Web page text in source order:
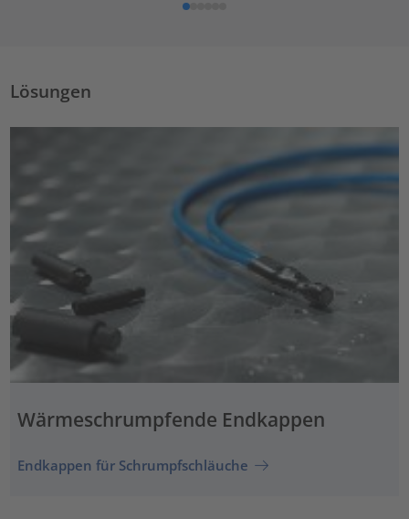
Lösungen
Wärmeschrumpfende Endkappen
Endkappen für Schrumpfschläuche